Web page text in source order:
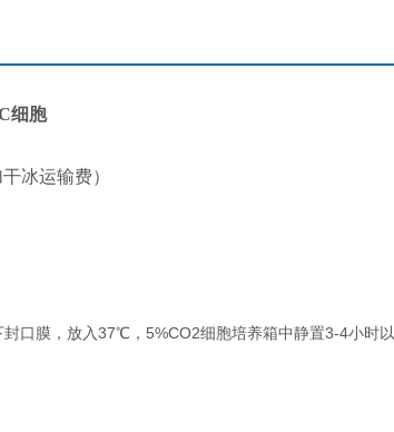
细胞
冰运输费）
口膜，放入37℃，5%CO2细胞培养箱中静置3-4小时